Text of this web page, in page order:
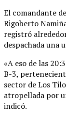
El comandante
Rigoberto
registró
despachada una
«A eso de las
B-3,
sector de Los
atropellada por
indicó.